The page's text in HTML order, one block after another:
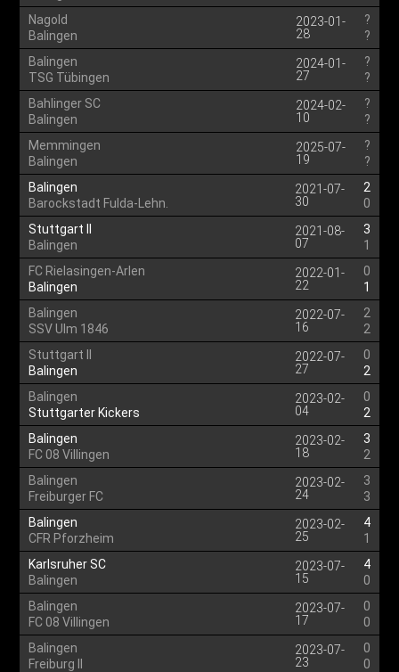
Nagold
Balingen
2023-01-
28
?
?
Balingen
TSG Tübingen
2024-01-
27
?
?
Bahlinger SC
Balingen
2024-02-
10
?
?
Memmingen
Balingen
2025-07-
19
?
?
Balingen
Barockstadt Fulda-Lehn.
2021-07-
30
2
0
Stuttgart II
Balingen
2021-08-
07
3
1
FC Rielasingen-Arlen
Balingen
2022-01-
22
0
1
Balingen
SSV Ulm 1846
2022-07-
16
2
2
Stuttgart II
Balingen
2022-07-
27
0
2
Balingen
Stuttgarter Kickers
2023-02-
04
0
2
Balingen
FC 08 Villingen
2023-02-
18
3
2
Balingen
Freiburger FC
2023-02-
24
3
3
Balingen
CFR Pforzheim
2023-02-
25
4
1
Karlsruher SC
Balingen
2023-07-
15
4
0
Balingen
FC 08 Villingen
2023-07-
17
0
0
Balingen
Freiburg II
2023-07-
23
0
0